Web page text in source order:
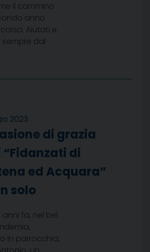
il cammino
anno
Aiutati e
dal
2023
di grazia
“Fidanzati di
ed Acquara”
solo
fa, nel bel
in parrocchia,